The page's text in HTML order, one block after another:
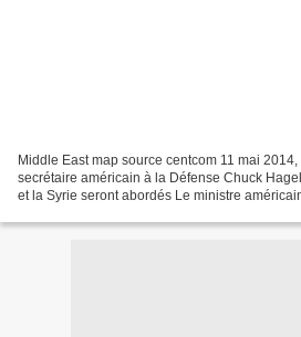
Middle East map source centcom 11 mai
secrétaire américain à la Défense Chuck
et la Syrie seront abordés Le ministre